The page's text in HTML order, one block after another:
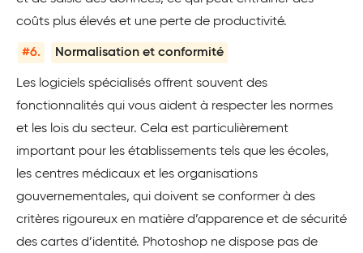
coûts plus élevés et une perte de productivité.
#6. Normalisation et conformité
Les logiciels spécialisés offrent souvent des
fonctionnalités qui vous aident à respecter les normes
et les lois du secteur. Cela est particulièrement
important pour les établissements tels que les écoles,
les centres médicaux et les organisations
gouvernementales, qui doivent se conformer à des
critères rigoureux en matière d’apparence et de sécurité
des cartes d’identité. Photoshop ne dispose pas de